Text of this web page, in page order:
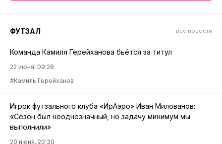
ФУТЗАЛ все новости
Команда Камиля Герейханова бьётся за титул
22 июня, 09:28
#Камиль Герейханов
Игрок футзального клуба «ИрАэро» Иван Милованов:
«Сезон был неоднозначный, но задачу минимум мы
выполнили»
20 июня, 20:30